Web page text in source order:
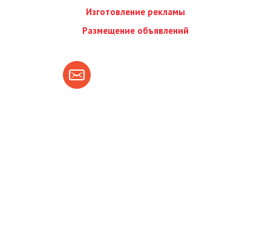
Изготовление рекламы
Размещение объявлений